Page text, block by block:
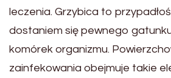
leczenia. Grzybica to
dostaniem się pewnego
komórek organizmu.
zainfekowania obejmuje takie